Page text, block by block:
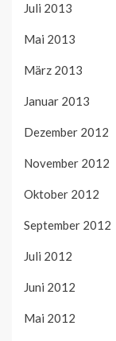
Juli 2013
Mai 2013
März 2013
Januar 2013
Dezember 2012
November 2012
Oktober 2012
September 2012
Juli 2012
Juni 2012
Mai 2012